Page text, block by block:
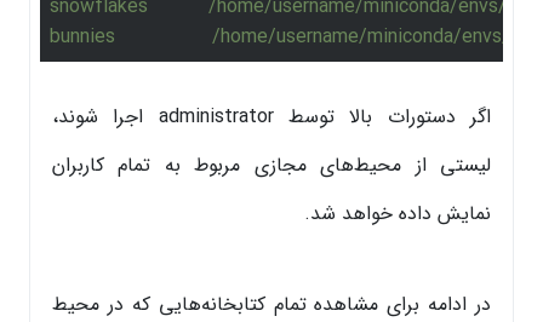
snowflakes
/home/username/miniconda/envs/
bunnies
/home/username/miniconda/envs/
اگر دستورات بالا توسط administrator اجرا شوند،
لیستی از محیط‌های مجازی مربوط به تمام کاربران
نمایش داده خواهد شد.
در ادامه برای مشاهده تمام کتابخانه‌هایی که در محیط